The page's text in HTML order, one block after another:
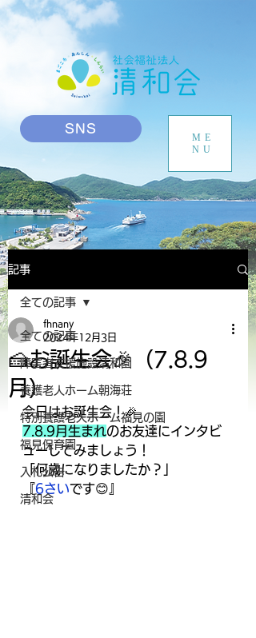
SNS
ME
NU
記事
全ての記事
障害者支援施設清和園
養護老人ホーム朝海荘
特別養護老人ホーム福見の園
福見保育園
入札公告
清和会
全ての記事
🍰お誕生会🎉（7.8.9
月）
fhnany
2024年12月3日
今日はお誕生会！🎉
7.8.9月生まれ のお友達にインタビ
ューしてみましょう！
「何歳になりましたか？」
『6さいです😊』